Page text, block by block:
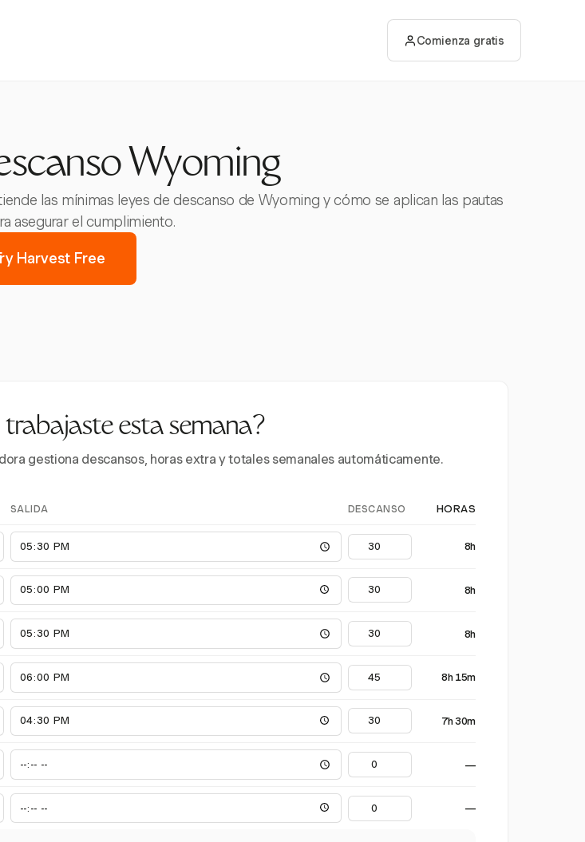
Comienza gratis
Wyoming
las mínimas leyes de descanso de Wyoming y cómo se aplican las pautas
asegurar el cumplimiento.
Harvest Free
esta semana?
gestiona descansos, horas extra y totales semanales automáticamente.
SALIDA DESCANSO HORAS
8h
8h
8h
8h 15m
7h 30m
—
—